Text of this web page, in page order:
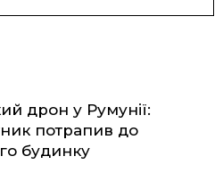
дрон у Румунії:
потрапив до
будинку